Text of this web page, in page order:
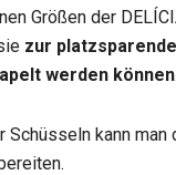
Größen der
zur
werden können.
Schüsseln kann